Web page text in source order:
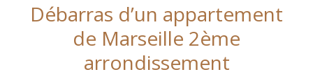
Débarras d’un appartement
de Marseille 2ème
arrondissement